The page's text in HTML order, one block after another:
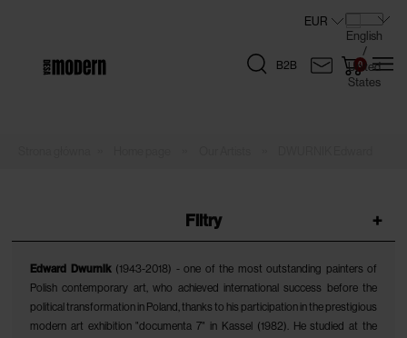
B2B
Filtry +
Edward Dwurnik(1943-2018) - one of the most outstanding painters of
Polish contemporary art, who achieved international success before the
political transformation in Poland, thanks to his participation in the prestigious
modern art exhibition "documenta 7" in Kassel (1982). He studied at the